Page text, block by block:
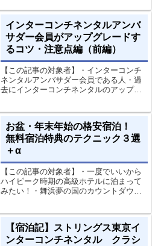
そちらもご覧ください。
インターコンチネンタルアンバ
サダー会員がアップグレードす
るコツ・注意点編（前編）
【この記事の対象者】・インターコンチ
ネンタルアンバサダー会員である人・過
去にインターコンチネンタルのアップグ
会したので、アップグレー...
お盆・年末年始の格安宿泊！
無料宿泊特典のテクニック３選
＋α
【この記事の対象者】・一度でいいから
ハイピーク時期の高級ホテルに泊まって
みたい！・舞浜夢の国のカウントダウン
ど、予約が取れない・・・ この記事は
概要→特徴→テクニックとい...
【宿泊記】ストリングス東京イ
ンターコンチネンタル クラシ